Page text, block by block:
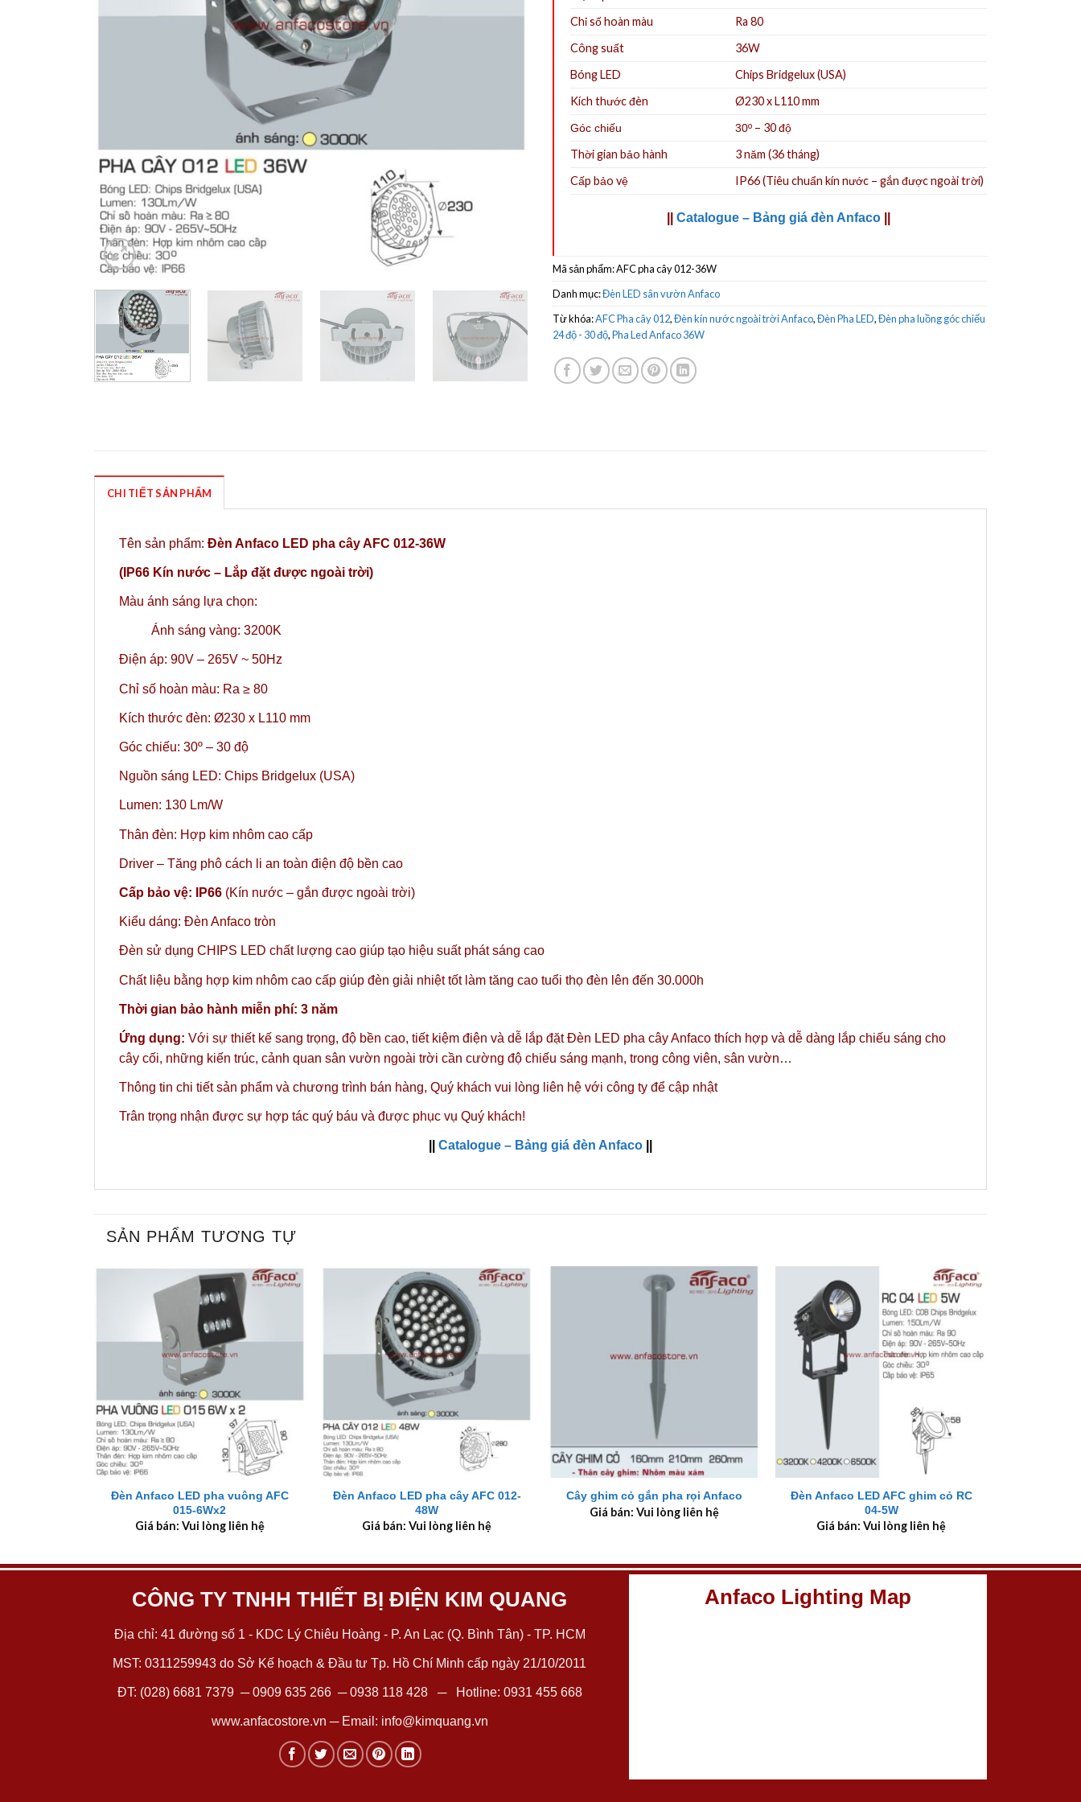
Chỉ số hoàn màu
Ra 80
Công suất
36W
Bóng LED
Chips Bridgelux (USA)
Kích thước đèn
Ø230 x L110 mm
Góc chiếu 30º – 30 độ
Thời gian bảo hành
3 năm (36 tháng)
Cấp bảo vệ
IP66 (Tiêu chuẩn kín nước – gắn được ngoài trời)
Catalogue – Bảng giá đèn Anfaco
Mã sản phẩm:AFC pha cây 012-36W
Danh mục:Đèn LED sân vườn Anfaco
Từ khóa:AFC Pha cây 012,Đèn kín nước ngoài trời Anfaco,Đèn Pha LED,Đèn pha luồng góc chiếu
24 độ - 30 độ,Pha Led Anfaco 36W
CHI TIẾT SẢN PHẨM
Tên sản phẩm: Đèn Anfaco LED pha cây AFC 012-36W
(IP66 Kín nước – Lắp đặt được ngoài trời)
Màu ánh sáng lựa chọn:
Ánh sáng vàng: 3200K
Điện áp: 90V – 265V ~ 50Hz
Chỉ số hoàn màu: Ra ≥ 80
Kích thước đèn: Ø230 x L110 mm
Góc chiếu: 30º – 30 độ
Nguồn sáng LED: Chips Bridgelux (USA)
Lumen: 130 Lm/W
Thân đèn: Hợp kim nhôm cao cấp
Driver – Tăng phô cách li an toàn điện độ bền cao
Cấp bảo vệ: IP66 (Kín nước – gắn được ngoài trời)
Kiểu dáng: Đèn Anfaco tròn
Đèn sử dụng CHIPS LED chất lượng cao giúp tạo hiệu suất phát sáng cao
Chất liệu bằng hợp kim nhôm cao cấp giúp đèn giải nhiệt tốt làm tăng cao tuổi thọ đèn lên đến 30.000h
Thời gian bảo hành miễn phí: 3 năm
Ứng dụng: Với sự thiết kế sang trọng, độ bền cao, tiết kiệm điện và dễ lắp đặt Đèn LED pha cây Anfaco thích hợp và dễ dàng lắp chiếu sáng cho
cây cối, những kiến trúc, cảnh quan sân vườn ngoài trời cần cường độ chiếu sáng mạnh, trong công viên, sân vườn…
Thông tin chi tiết sản phẩm và chương trình bán hàng, Quý khách vui lòng liên hệ với công ty để cập nhật
Trân trọng nhận được sự hợp tác quý báu và được phục vụ Quý khách!
Catalogue – Bảng giá đèn Anfaco
SẢN PHẨM TƯƠNG TỰ
+
Đèn Anfaco LED pha vuông AFC
015-6Wx2
Giá bán: Vui lòng liên hệ
+
Đèn Anfaco LED pha cây AFC 012-
48W
Giá bán: Vui lòng liên hệ
+
Cây ghim cỏ gắn pha rọi Anfaco
Giá bán: Vui lòng liên hệ
+
Đèn Anfaco LED AFC ghim cỏ RC
04-5W
Giá bán: Vui lòng liên hệ
CÔNG TY TNHH THIẾT BỊ ĐIỆN KIM QUANG
Địa chỉ: 41 đường số 1 - KDC Lý Chiêu Hoàng - P. An Lạc (Q. Bình Tân) - TP. HCM
MST: 0311259943 do Sở Kế hoạch & Đầu tư Tp. Hồ Chí Minh cấp ngày 21/10/2011
ĐT: (028) 6681 7379 ─0909 635 266─0938 118 428─ Hotline: 0931 455 668
www.anfacostore.vn ─ Email: info@kimquang.vn
Anfaco Lighting Map